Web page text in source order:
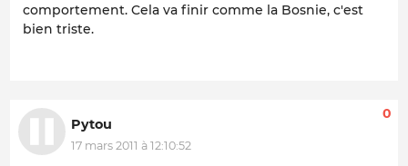
comportement. Cela va finir comme la Bosnie, c'est
bien triste.
Pytou
17 mars 2011 à 12:10:52
0